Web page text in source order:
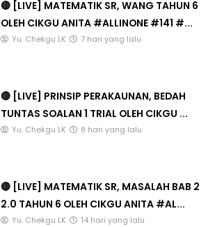
🔴 [LIVE] MATEMATIK SR, WANG TAHUN 6
OLEH CIKGU ANITA #ALLINONE #141 #...
Yu. Chekgu LK 7 hari yang lalu
🔴 [LIVE] PRINSIP PERAKAUNAN, BEDAH
TUNTAS SOALAN 1 TRIAL OLEH CIKGU ...
Yu. Chekgu LK 8 hari yang lalu
🔴 [LIVE] MATEMATIK SR, MASALAH BAB 2
2.0 TAHUN 6 OLEH CIKGU ANITA #AL...
Yu. Chekgu LK 14 hari yang lalu